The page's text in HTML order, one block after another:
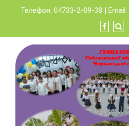
content
Телефон: 04733-2-09-38 | Email: